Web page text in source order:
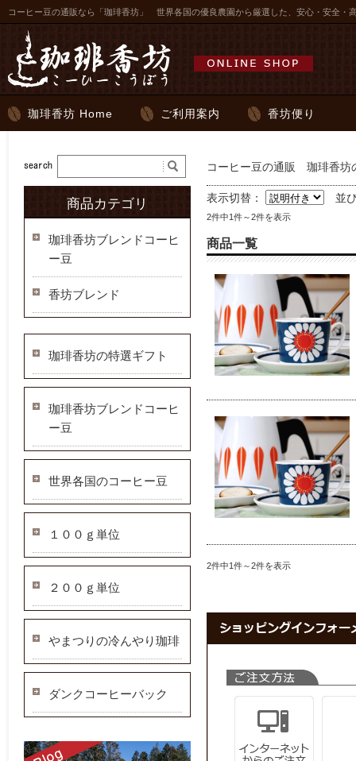
コーヒー豆の通販なら「珈琲香坊」 世界各国の優良農園から厳選した、安心・安全・
珈琲香坊 Home ご利用案内 香坊便り
コーヒー豆の通販 珈琲香坊
表示切替： 並
2件中1件～2件を表示
商品一覧
2件中1件～2件を表示
商品カテゴリ
珈琲香坊ブレンドコーヒ
ー豆
香坊ブレンド
珈琲香坊の特選ギフト
珈琲香坊ブレンドコーヒ
ー豆
世界各国のコーヒー豆
１００ｇ単位
２００ｇ単位
やまつりの冷んやり珈琲
ダンクコーヒーバック